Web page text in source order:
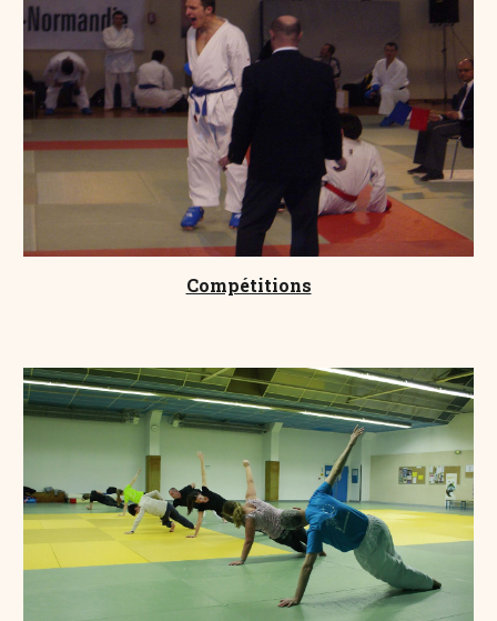
Compétitions